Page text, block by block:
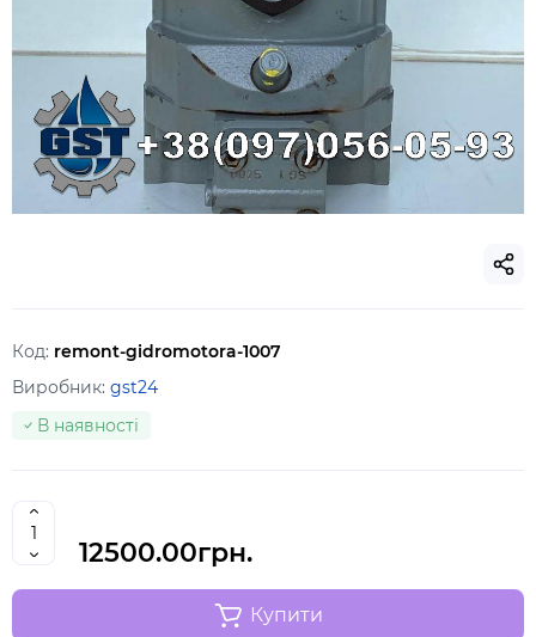
Код: remont-gidromotora-1007
Виробник: gst24
В наявності
12500.00грн.
Купити